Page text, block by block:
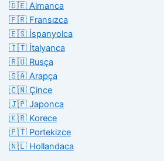
🇩🇪 Almanca
🇫🇷 Fransızca
🇪🇸 İspanyolca
🇮🇹 İtalyanca
🇷🇺 Rusça
🇸🇦 Arapça
🇨🇳 Çince
🇯🇵 Japonca
🇰🇷 Korece
🇵🇹 Portekizce
🇳🇱 Hollandaca